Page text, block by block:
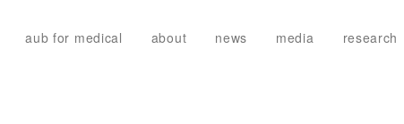
aub for medical about news media research